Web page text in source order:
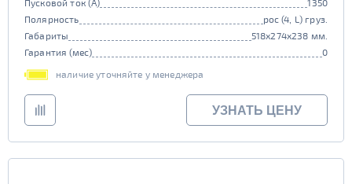
Пусковой ток (А)
1350
Полярность
рос (4, L) груз.
Габариты
518x274x238 мм.
Гарантия (мес)
0
наличие уточняйте у менеджера
УЗНАТЬ ЦЕНУ